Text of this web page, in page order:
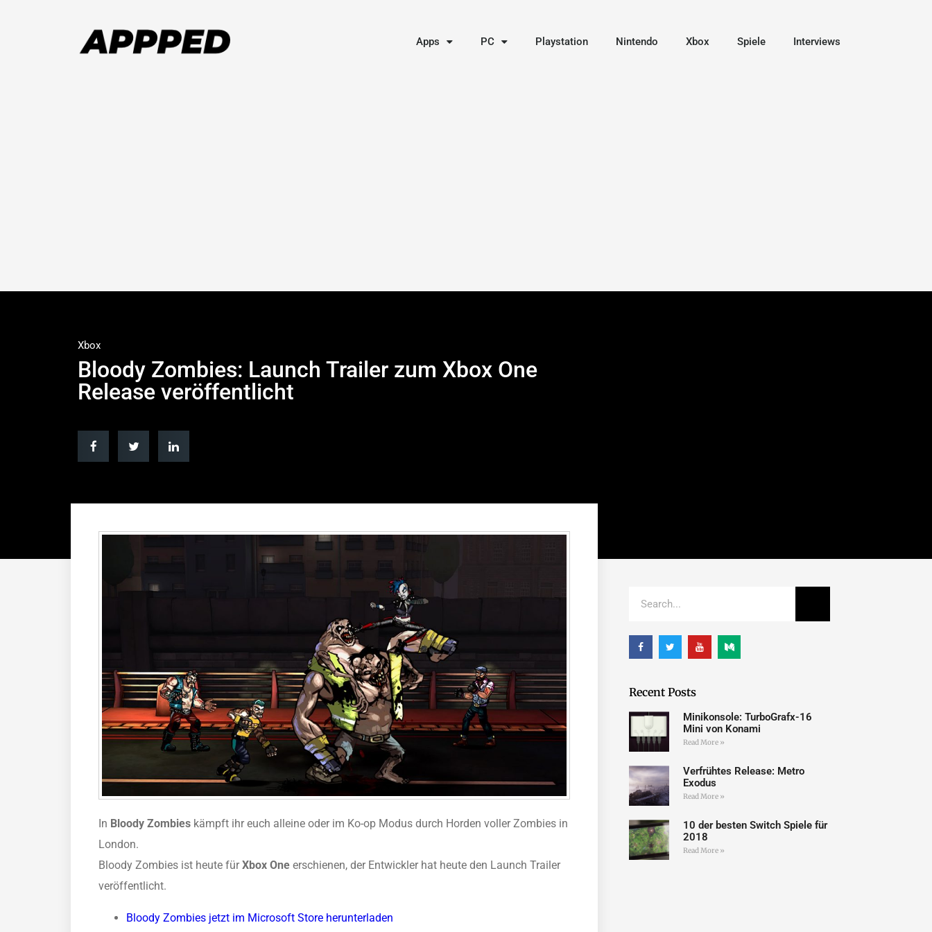
Apps PC Playstation Nintendo Xbox Spiele Interviews
Xbox
Bloody Zombies: Launch Trailer zum Xbox One
Release veröffentlicht
In Bloody Zombies kämpft ihr euch alleine oder im Ko-op Modus durch Horden voller Zombies in
London.
Bloody Zombies ist heute fürXbox One erschienen, der Entwickler hat heute den Launch Trailer
veröffentlicht.
Bloody Zombies jetzt im Microsoft Store herunterladen
Recent Posts
Minikonsole: TurboGrafx-16
Mini von Konami
Read More »
Verfrühtes Release: Metro
Exodus
Read More »
10 der besten Switch Spiele für
2018
Read More »